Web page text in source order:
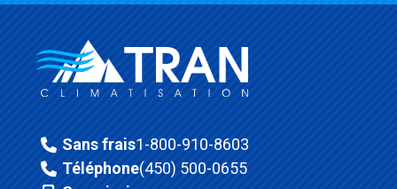
Sans frais1-800-910-8603
Téléphone(450) 500-0655